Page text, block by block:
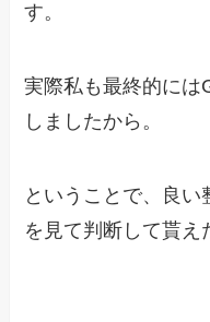
す。
実際私も最終的には
しましたから。
ということで、良
を見て判断して貰え